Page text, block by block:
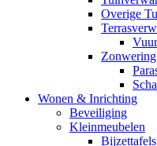
Overige
Zonwering
Wonen & Inrichting
Beveiliging
Kleinmeubelen
Bijzettafels